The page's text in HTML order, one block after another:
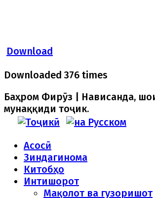
Download
Downloaded 376 times
Баҳром Фирӯз | Нависанда,
мунаққиди тоҷик.
Асосӣ
Зиндагинома
Китобҳо
Интишорот
Мақолот ва гузоришот